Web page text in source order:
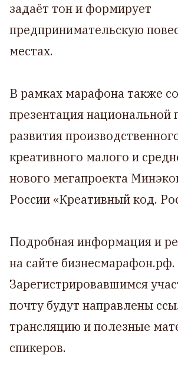
задаёт тон и формирует
предпринимательскую
местах.
В рамках марафона также
презентация
развития
креативного малого и
нового мегапроекта
России «Креативный код.
Подробная информация и
на сайте бизнесмарафон.рф.
Зарегистрировавшимся
почту будут направлены
трансляцию и полезные
спикеров.